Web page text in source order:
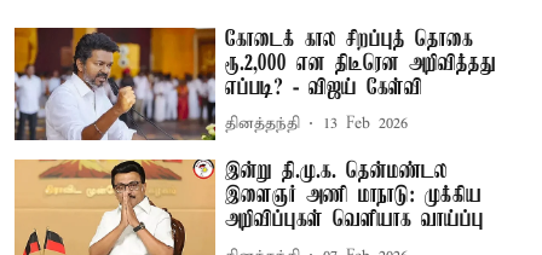
கோடைக் கால சிறப்புத் தொகை
ரூ.2,000 என திடீரென அறிவித்தது
எப்படி? - விஜய் கேள்வி
தினத்தந்தி 13 Feb 2026
இன்று தி.மு.க. தென்மண்டல
இளைஞர் அணி மாநாடு: முக்கிய
அறிவிப்புகள் வெளியாக வாய்ப்பு